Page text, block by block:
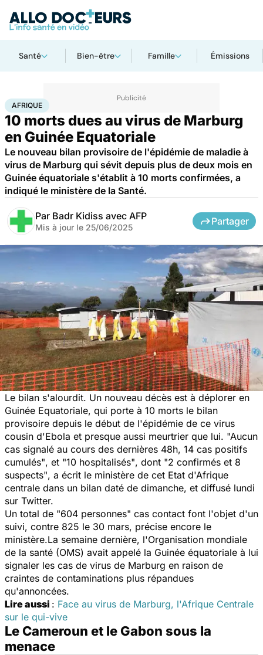
Santé Bien-être Famille Émissions
AccueilSanté Maladies infectieuses
AFRIQUE
10 morts dues au virus de Marburg
en Guinée Equatoriale
Le nouveau bilan provisoire de l'épidémie de maladie à
virus de Marburg qui sévit depuis plus de deux mois en
Guinée équatoriale s'établit à 10 morts confirmées, a
indiqué le ministère de la Santé.
Par Badr Kidiss avec AFP
Mis à jour le 25/06/2025
Partager
Le bilan s'alourdit. Un nouveau décès est à déplorer en
Guinée Equatoriale, qui porte à 10 morts le bilan
provisoire depuis le début de l'épidémie de ce virus
cousin d'Ebola et presque aussi meurtrier que lui. "Aucun
cas signalé au cours des dernières 48h, 14 cas positifs
cumulés", et "10 hospitalisés", dont "2 confirmés et 8
suspects", a écrit le ministère de cet Etat d'Afrique
centrale dans un bilan daté de dimanche, et diffusé lundi
sur Twitter.
Un total de "604 personnes" cas contact font l'objet d'un
suivi, contre 825 le 30 mars, précise encore le
ministère.La semaine dernière, l'Organisation mondiale
de la santé (OMS) avait appelé la Guinée équatoriale à lui
signaler les cas de virus de Marburg en raison de
craintes de contaminations plus répandues
qu'annoncées.
Lire aussi : Face au virus de Marburg, l'Afrique Centrale
sur le qui-vive
Le Cameroun et le Gabon sous la
menace